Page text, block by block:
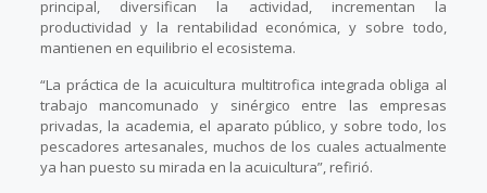
principal, diversifican la actividad, incrementan la
productividad y la rentabilidad económica, y sobre todo,
mantienen en equilibrio el ecosistema.
“La práctica de la acuicultura multitrofica integrada obliga al
trabajo mancomunado y sinérgico entre las empresas
privadas, la academia, el aparato público, y sobre todo, los
pescadores artesanales, muchos de los cuales actualmente
ya han puesto su mirada en la acuicultura”, refirió.